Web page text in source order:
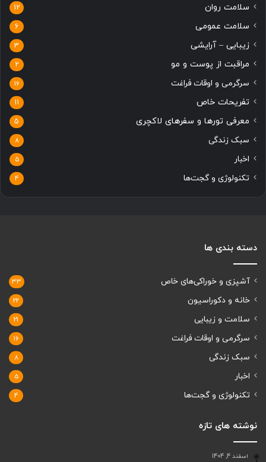
سلامت روان 12
سلامت عمومی 6
زیبایی – آرایشی 3
مراقبت از پوست و مو 2
سرگرمی و اوقات فراغت 16
تفریحات خاص 11
معرفی تورها و سفرهای لاکچری 5
سبک زندگی 8
اخبار 5
تکنولوژی و گجت‌ها 4
دسته بندی ها
آشپزی و خوراکی‌های خاص 33
خانه و دکوراسیون 22
سلامت و زیبایی 21
سرگرمی و اوقات فراغت 16
سبک زندگی 8
اخبار 5
تکنولوژی و گجت‌ها 4
نوشته های تازه
اسفند 4, 1404